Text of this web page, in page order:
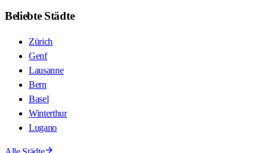
Beliebte Städte
Zürich
Genf
Lausanne
Bern
Basel
Winterthur
Lugano